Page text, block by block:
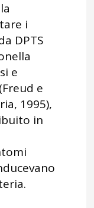
i
DPTS
e
e
1995),
in